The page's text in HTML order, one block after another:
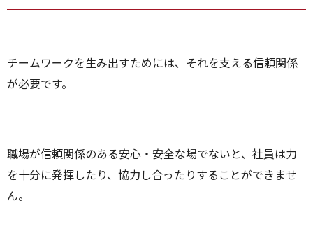
チームワークを生み出すためには、それを支える信頼関係
が必要です。
職場が信頼関係のある安心・安全な場でないと、社員は力
を十分に発揮したり、協力し合ったりすることができませ
ん。